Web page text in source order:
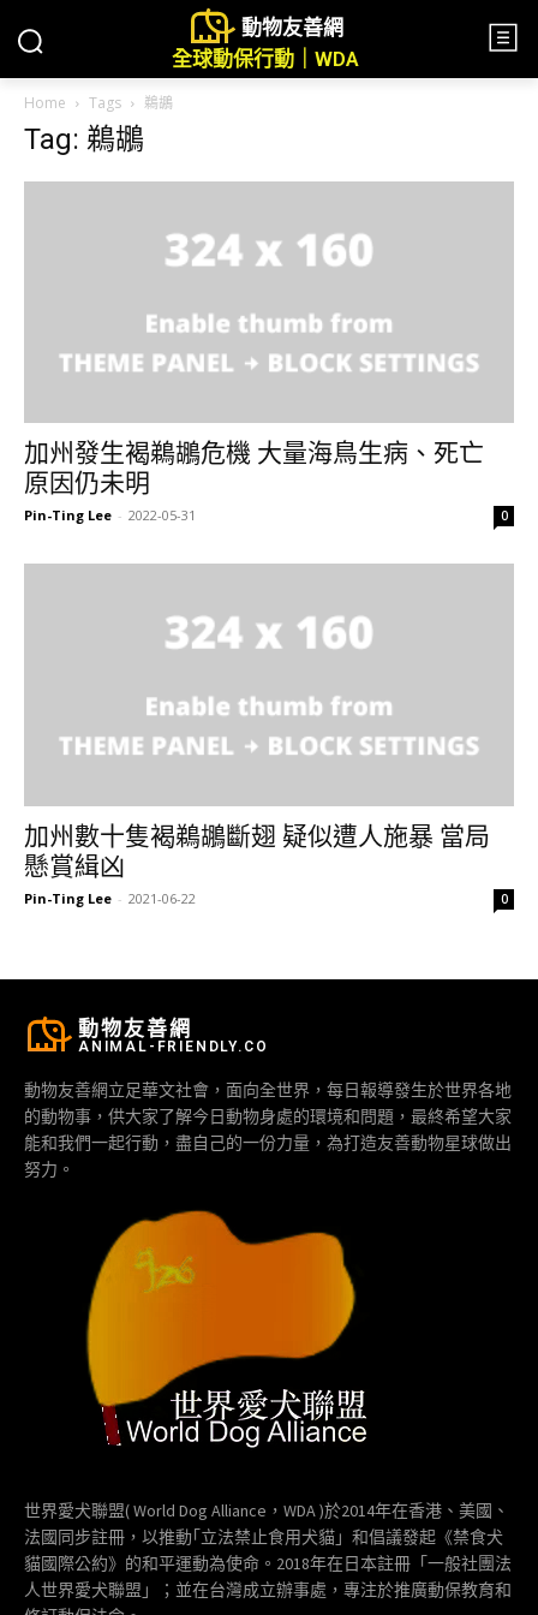
動物友善網
全球動保行動｜WDA
Home Tags 鵜鶘
Tag: 鵜鶘
加州發生褐鵜鶘危機 大量海鳥生病、死亡
原因仍未明
Pin-Ting Lee - 2022-05-31 0
加州數十隻褐鵜鶘斷翅 疑似遭人施暴 當局
懸賞緝凶
Pin-Ting Lee - 2021-06-22 0
動物友善網
ANIMAL-FRIENDLY.CO
動物友善網立足華文社會，面向全世界，每日報導發生於世界各地
的動物事，供大家了解今日動物身處的環境和問題，最終希望大家
能和我們一起行動，盡自己的一份力量，為打造友善動物星球做出
努力。
世界愛犬聯盟( World Dog Alliance，WDA )於2014年在香港、美國、
法國同步註冊，以推動｢立法禁止食用犬貓」和倡議發起《禁食犬
貓國際公約》的和平運動為使命。2018年在日本註冊「一般社團法
人世界愛犬聯盟」；並在台灣成立辦事處，專注於推廣動保教育和